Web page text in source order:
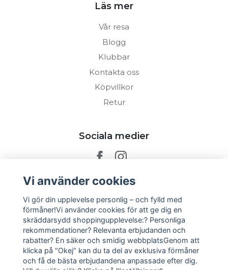
Läs mer
Vår resa
Blogg
Klubbar
Kontakta oss
Köpvillkor
Retur
Sociala medier
Prenumerera på vårt nyhetsbrev
Prenumerera
Vi använder cookies
Vi gör din upplevelse personlig – och fylld med
förmåner!Vi använder cookies för att ge dig en
skräddarsydd shoppingupplevelse:? Personliga
rekommendationer? Relevanta erbjudanden och
rabatter? En säker och smidig webbplatsGenom att
klicka på "Okej" kan du ta del av exklusiva förmåner
och få de bästa erbjudandena anpassade efter dig.